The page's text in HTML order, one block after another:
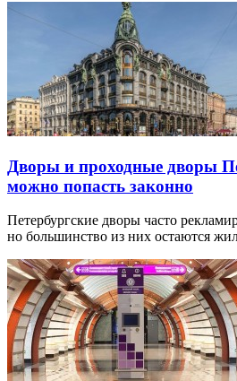
Дворы и проходные дворы
можно попасть законно
Петербургские дворы часто
но большинство из них остаются